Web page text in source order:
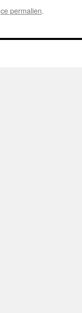
ce permalien.